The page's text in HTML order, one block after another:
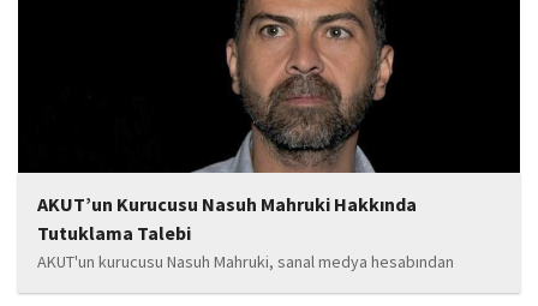
tamamlanan ve yapımı devam eden...
AKUT’un Kurucusu Nasuh Mahruki Hakkında
Tutuklama Talebi
AKUT'un kurucusu Nasuh Mahruki, sanal medya hesabından
yaptığı '15 Temmuz' paylaşımı nedeniyle 'Halkı kin ve düşmanlığa